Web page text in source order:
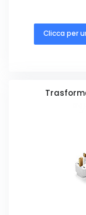
Clicca per